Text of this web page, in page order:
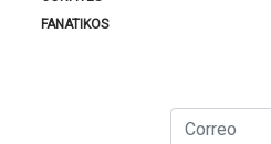
FANATIKOS